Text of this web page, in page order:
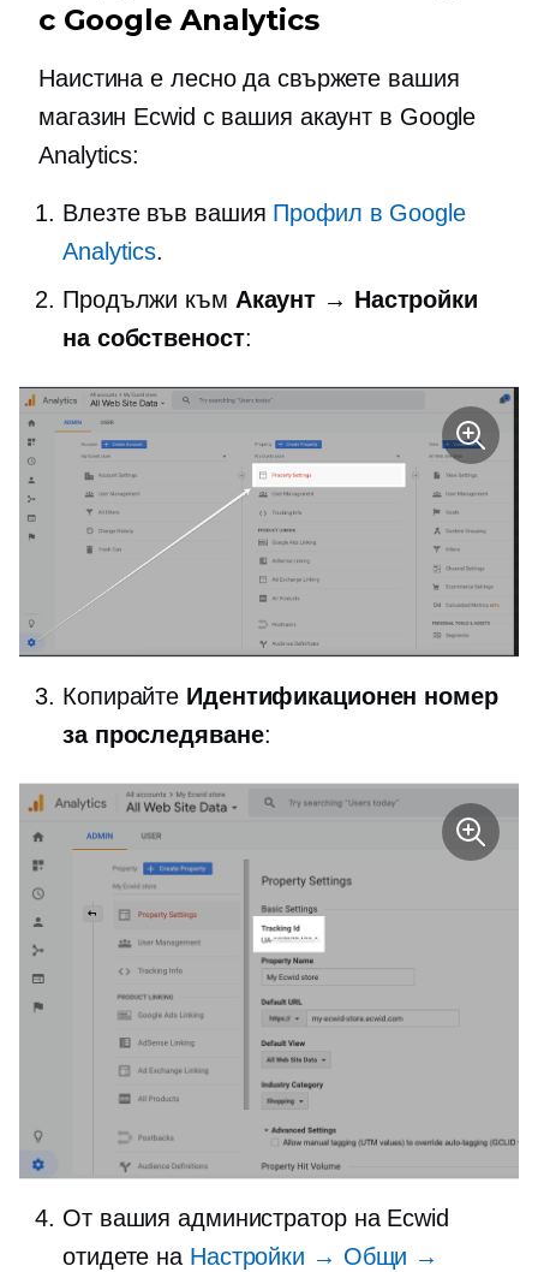
с Google Analytics
Наистина е лесно да свържете вашия
магазин Ecwid с вашия акаунт в Google
Analytics:
Влезте във вашия Профил в Google
Analytics.
Продължи към Акаунт → Настройки
на собственост:
Копирайте Идентификационен номер
за проследяване:
От вашия администратор на Ecwid
отидете на Настройки → Общи →